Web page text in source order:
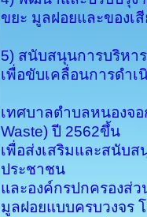
ขยะ มูลฝอยและของเ
5) สนับสนุนการบริหา
เพื่อขับเคลื่อนการดํา
เทศบาลตำบลหนองจ
Waste) ปี 2562ขึ้น
เพื่อส่งเสริมและสนับ
ประชาชน
และองค์กรปกครองส่
มูลฝอยแบบครบวงจร